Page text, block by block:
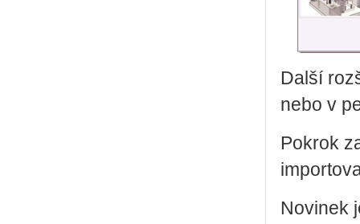
Další
nebo v
Pokrok
Novinek